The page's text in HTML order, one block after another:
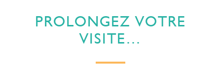
PROLONGEZ VOTRE
VISITE…